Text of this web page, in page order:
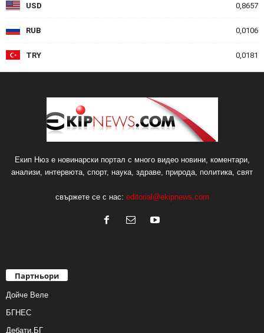
USD 0,8657
RUB 0,0106
TRY 0,0181
Екип Нюз е новинарски портал с много видео новини, коментари,
анализи, интервюта, спорт, наука, здраве, природа, политика, свят
свържете се с нас: editorial@ekipnews.com
Партньори
Дойче Веле
БГНЕС
Дебати.БГ